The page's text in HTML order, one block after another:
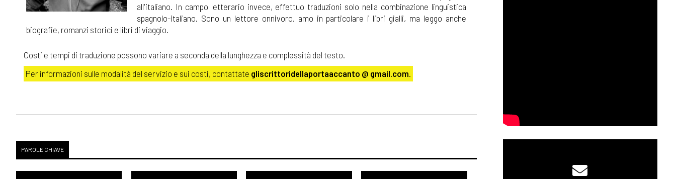
all'italiano. In campo letterario invece, effettuo traduzioni solo nella combinazione linguistica
spagnolo-italiano. Sono un lettore onnivoro, amo in particolare i libri gialli, ma leggo anche
biografie, romanzi storici e libri di viaggio.
Costi e tempi di traduzione possono variare a seconda della lunghezza e complessità del testo.
Per informazioni sulle modalità del servizio e sui costi, contattate gliscrittoridellaportaaccanto @ gmail.com.
PAROLE CHIAVE